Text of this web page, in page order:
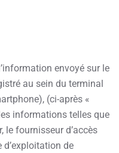
envoyé sur le
au sein du terminal
(ci-après «
informations telles que
le fournisseur d’accès
d’exploitation de